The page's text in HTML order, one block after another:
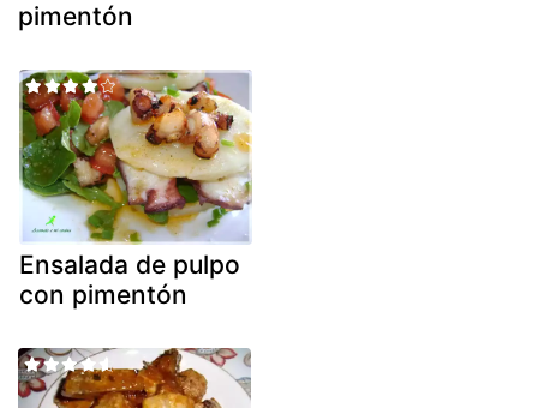
pimentón
Ensalada de pulpo
con pimentón